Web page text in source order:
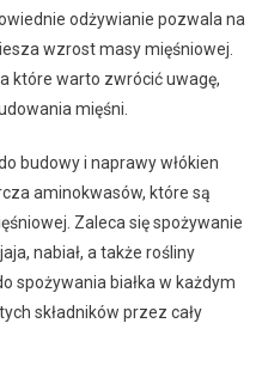
odżywianie pozwala na
wzrost masy mięśniowej.
które warto zwrócić uwagę,
mięśni.
budowy i naprawy włókien
aminokwasów, które są
Zaleca się spożywanie
nabiał, a także rośliny
spożywania białka w każdym
składników przez cały